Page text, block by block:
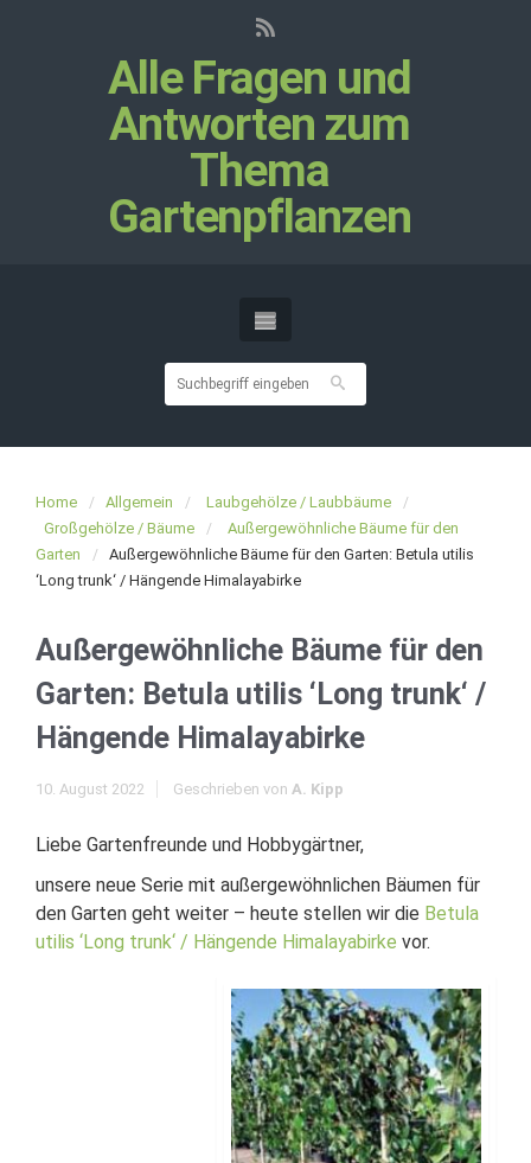
Alle Fragen und
Antworten zum
Thema
Gartenpflanzen
Home Allgemein
Laubgehölze / Laubbäume
Großgehölze / Bäume
Außergewöhnliche Bäume für den
Garten
Außergewöhnliche Bäume für den Garten: Betula utilis
‘Long trunk‘ / Hängende Himalayabirke
Außergewöhnliche Bäume für den
Garten: Betula utilis ‘Long trunk‘ /
Hängende Himalayabirke
10. August 2022 Geschrieben von A. Kipp
Liebe Gartenfreunde und Hobbygärtner,
unsere neue Serie mit außergewöhnlichen Bäumen für
den Garten geht weiter – heute stellen wir die Betula
utilis ‘Long trunk‘ / Hängende Himalayabirke vor.